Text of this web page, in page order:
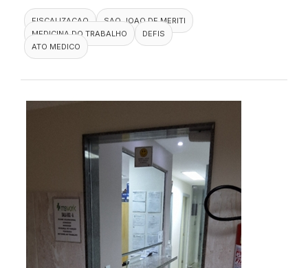
FISCALIZACAO
SAO JOAO DE MERITI
MEDICINA DO TRABALHO
DEFIS
ATO MEDICO